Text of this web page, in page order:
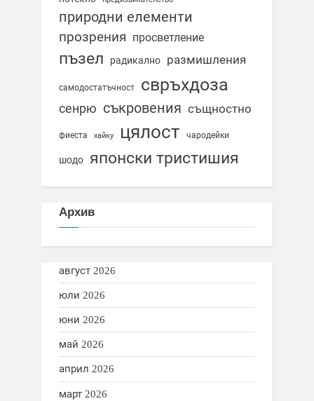
природни елементи
прозрения просветление
пъзел радикално размишления
самодостатъчност свръхдоза
сенрю съкровения същностно
фиеста хайку цялост чародейки
шодо японски тристишия
Архив
август 2026
юли 2026
юни 2026
май 2026
април 2026
март 2026